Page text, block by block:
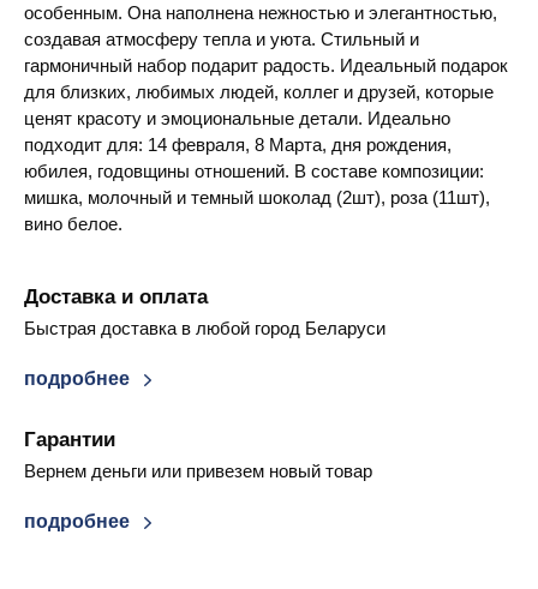
особенным. Она наполнена нежностью и элегантностью,
создавая атмосферу тепла и уюта. Стильный и
гармоничный набор подарит радость. Идеальный подарок
для близких, любимых людей, коллег и друзей, которые
ценят красоту и эмоциональные детали. Идеально
подходит для: 14 февраля, 8 Марта, дня рождения,
юбилея, годовщины отношений. В составе композиции:
мишка, молочный и темный шоколад (2шт), роза (11шт),
вино белое.
Доставка и оплата
Быстрая доставка в любой город Беларуси
подробнее
Гарантии
Вернем деньги или привезем новый товар
подробнее